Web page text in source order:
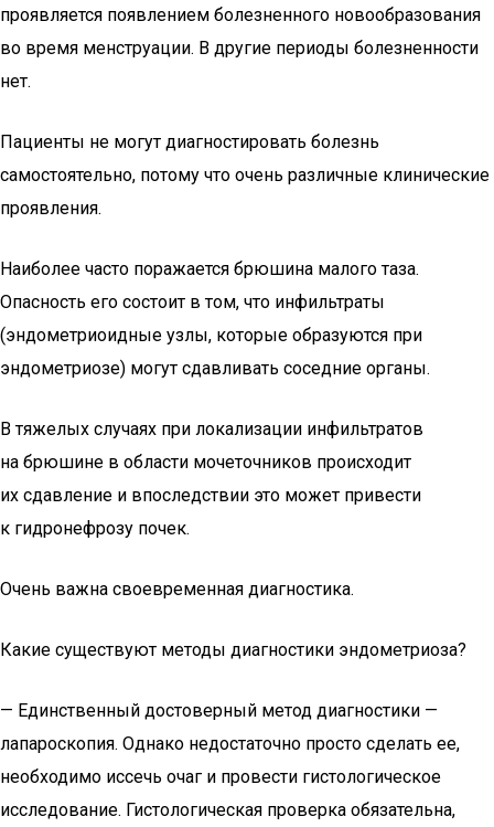
проявляется появлением болезненного новообразования
во время менструации. В другие периоды болезненности
нет.
Пациенты не могут диагностировать болезнь
самостоятельно, потому что очень различные клинические
проявления.
Наиболее часто поражается брюшина малого таза.
Опасность его состоит в том, что инфильтраты
(эндометриоидные узлы, которые образуются при
эндометриозе) могут сдавливать соседние органы.
В тяжелых случаях при локализации инфильтратов
на брюшине в области мочеточников происходит
их сдавление и впоследствии это может привести
к гидронефрозу почек.
Очень важна своевременная диагностика.
Какие существуют методы диагностики эндометриоза?
— Единственный достоверный метод диагностики —
лапароскопия. Однако недостаточно просто сделать ее,
необходимо иссечь очаг и провести гистологическое
исследование. Гистологическая проверка обязательна,